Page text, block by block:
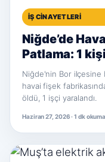
İŞ CINAYETLERI
Niğde’de
Patlama: 1
Niğde'nin Bor ilçesine
havai fişek
öldü, 1 işçi yaralandı.
Haziran 27, 2026 · 1 dk okuma